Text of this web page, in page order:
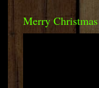
Merry